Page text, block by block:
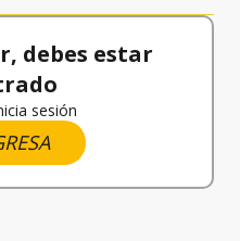
debes estar
sesión